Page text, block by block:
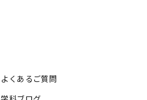
よくあるご質問